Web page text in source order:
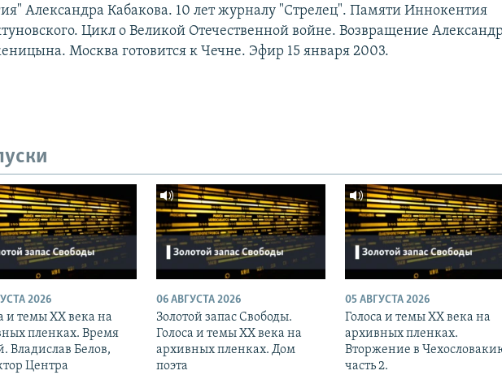
Александра Кабакова. 10 лет журналу "Стрелец". Памяти Иннокентия
Цикл о Великой Отечественной войне. Возвращение
Москва готовится к Чечне. Эфир 15 января 2003.
2026
и темы XX века на
пленках. Время
Владислав Белов,
Центра
06 АВГУСТА 2026
Золотой запас Свободы.
Голоса и темы XX века на
архивных пленках. Дом
поэта
05 АВГУСТА 2026
Голоса и темы XX века на
архивных пленках.
Вторжение в
часть 2.